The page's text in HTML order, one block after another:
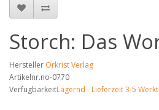
Storch: Das
Hersteller Orkrist Verlag
Artikelnr.no-0770
VerfügbarkeitLagernd - Lieferzeit 3-5